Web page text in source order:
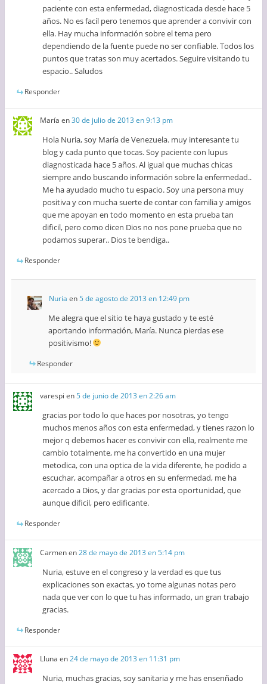
paciente con esta enfermedad, diagnosticada desde hace 5
años. No es facíl pero tenemos que aprender a convivir con
ella. Hay mucha información sobre el tema pero
dependiendo de la fuente puede no ser confiable. Todos los
puntos que tratas son muy acertados. Seguire visitando tu
espacio.. Saludos
Responder
María en30 de julio de 2013 en 9:13 pm
Hola Nuria, soy María de Venezuela. muy interesante tu
blog y cada punto que tocas. Soy paciente con lupus
diagnosticada hace 5 años. Al igual que muchas chicas
siempre ando buscando información sobre la enfermedad..
Me ha ayudado mucho tu espacio. Soy una persona muy
positiva y con mucha suerte de contar con familia y amigos
que me apoyan en todo momento en esta prueba tan
dificil, pero como dicen Dios no nos pone prueba que no
podamos superar.. Dios te bendiga..
Responder
Nuria en5 de agosto de 2013 en 12:49 pm
Me alegra que el sitio te haya gustado y te esté
aportando información, María. Nunca pierdas ese
positivismo!
Responder
varespi en5 de junio de 2013 en 2:26 am
gracias por todo lo que haces por nosotras, yo tengo
muchos menos años con esta enfermedad, y tienes razon lo
mejor q debemos hacer es convivir con ella, realmente me
cambio totalmente, me ha convertido en una mujer
metodica, con una optica de la vida diferente, he podido a
escuchar, acompañar a otros en su enfermedad, me ha
acercado a Dios, y dar gracias por esta oportunidad, que
aunque dificil, pero edificante.
Responder
Carmenen28 de mayo de 2013 en 5:14 pm
Nuria, estuve en el congreso y la verdad es que tus
explicaciones son exactas, yo tome algunas notas pero
nada que ver con lo que tu has informado, un gran trabajo
gracias.
Responder
Lluna en24 de mayo de 2013 en 11:31 pm
Nuria, muchas gracias, soy sanitaria y me has ensenñado